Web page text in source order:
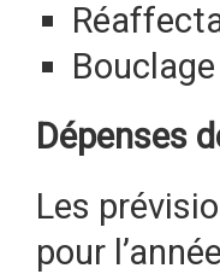
Dépenses
Les
pour